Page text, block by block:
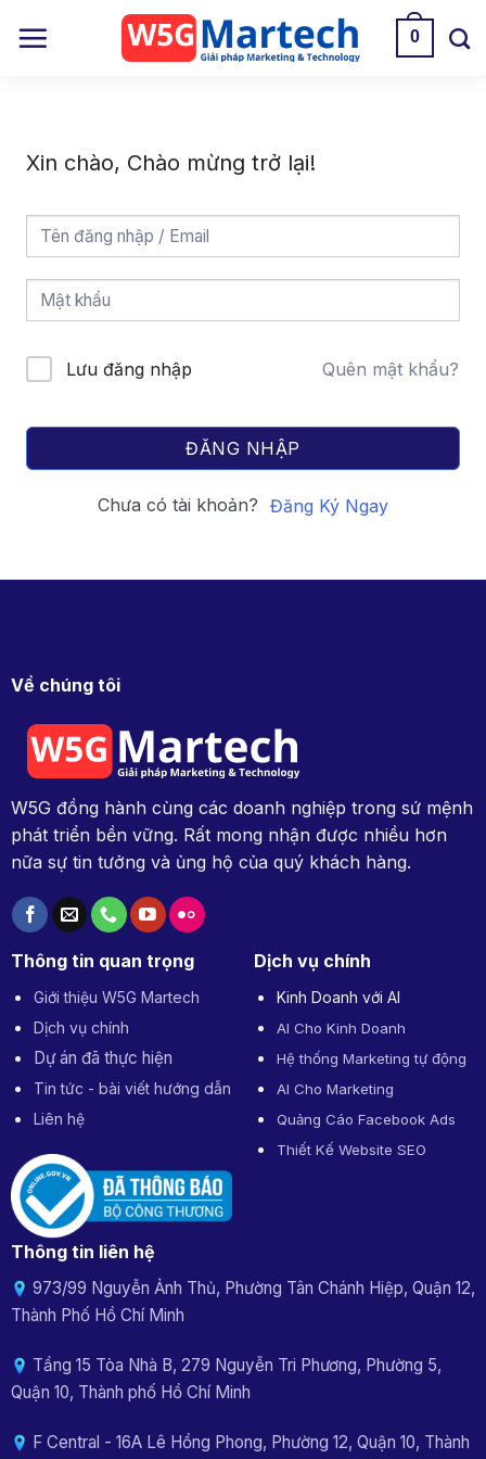
0
Xin chào, Chào mừng trở lại!
Lưu đăng nhập Quên mật khẩu?
ĐĂNG NHẬP
Chưa có tài khoản? Đăng Ký Ngay
Về chúng tôi
W5G đồng hành cùng các doanh nghiệp trong sứ mệnh
phát triển bền vững. Rất mong nhận được nhiều hơn
nữa sự tin tưởng và ủng hộ của quý khách hàng.
Thông tin quan trọng
Giới thiệu W5G Martech
Dịch vụ chính
Dự án đã thực hiện
Tin tức - bài viết hướng dẫn
Liên hệ
Dịch vụ chính
Kinh Doanh với AI
AI Cho Kinh Doanh
Hệ thống Marketing tự động
AI Cho Marketing
Quảng Cáo Facebook Ads
Thiết Kế Website SEO
Thông tin liên hệ
973/99 Nguyễn Ảnh Thủ, Phường Tân Chánh Hiệp, Quận 12,
Thành Phố Hồ Chí Minh
Tầng 15 Tòa Nhà B, 279 Nguyễn Tri Phương, Phường 5,
Quận 10, Thành phố Hồ Chí Minh
F Central - 16A Lê Hồng Phong, Phường 12, Quận 10, Thành